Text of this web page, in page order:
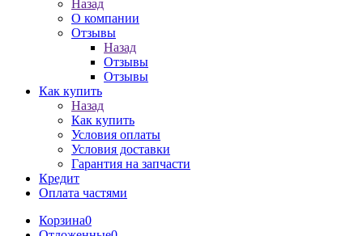
Назад
О компании
Отзывы
Назад
Отзывы
Отзывы
Как купить
Назад
Как купить
Условия оплаты
Условия доставки
Гарантия на запчасти
Кредит
Оплата частями
Корзина0